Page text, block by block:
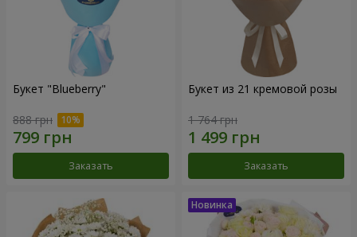
Букет "Blueberry"
888 грн
Заказать
Букет из 21 кремовой розы
1 764 грн
Заказать